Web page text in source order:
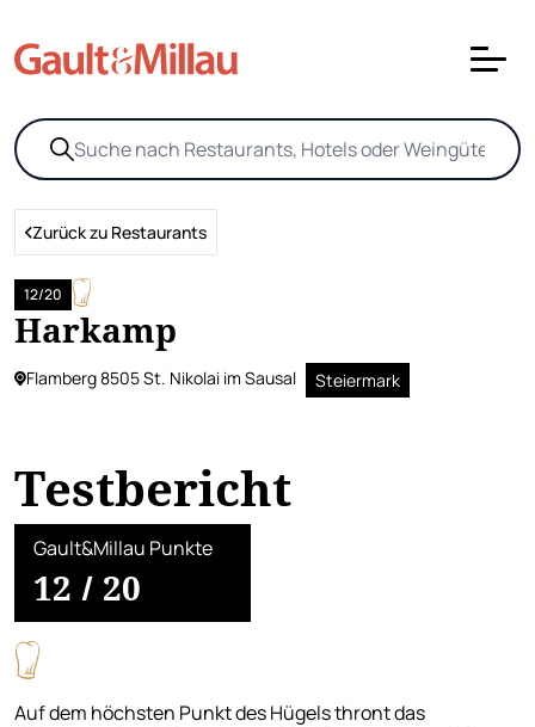
Zurück zu Restaurants
Harkamp
12/20
Flamberg 8505 St. Nikolai im Sausal Steiermark
Testbericht
Gault&Millau Punkte
12 / 20
Auf dem höchsten Punkt des Hügels thront das